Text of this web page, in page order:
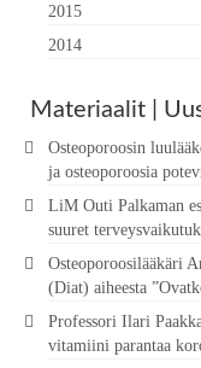
2015
2014
Materiaalit |
Osteoporoosin
ja osteoporoosia
LiM Outi Palkaman
suuret
Osteoporoosilääkäri
(Diat) aiheesta
Professori Ilari
vitamiini parantaa